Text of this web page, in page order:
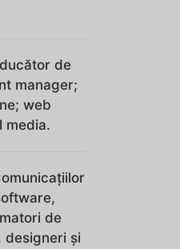
de
manager;
web
media.
de
designeri şi